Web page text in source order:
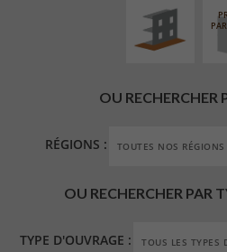
OU RECHERCHER
RÉGIONS :
OU RECHERCHER PAR
TYPE D'OUVRAGE :